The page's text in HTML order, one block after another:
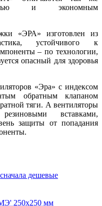
и экономным
«ЭРА» изготовлен из
устойчивого к
– по технологии,
опасный для здоровья
«Эра» с индексом
обратным клапаном
тяги. А вентиляторы
вставками,
защиты от попадания
сначала дешевые